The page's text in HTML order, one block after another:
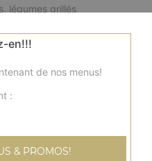
légumes grillés
légumes grillés
en!!!
de nos menus!
:
& PROMOS!